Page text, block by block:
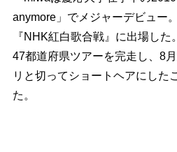
anymore」でメジャーデビュー
『NHK紅白歌合戦』に出場し
47都道府県ツアーを完走し、8
リと切ってショートヘアにした
た。